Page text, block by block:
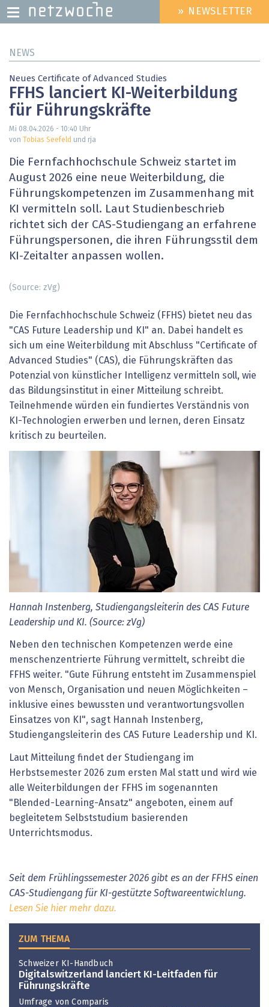
zum
HEADER
MENU
» NEWSLETTER
NEWS
Neues Certificate of Advanced Studies
FFHS lanciert KI-Weiterbildung
für Führungskräfte
Mi 08.04.2026 - 10:40 Uhr
von
Tobias Seefeld und rja
Die Fernfachhochschule Schweiz startet im
August 2026 eine neue Weiterbildung, die
Führungskompetenzen im Zusammenhang mit
KI vermitteln soll. Laut Studienbeschrieb
richtet sich der CAS-Studiengang an erfahrene
Führungspersonen, die ihren Führungsstil dem
KI-Zeitalter anpassen wollen.
(Source: zVg)
Die Fernfachhochschule Schweiz (FFHS) bietet neu das
"CAS Future Leadership und KI" an. Dabei handelt es
sich um eine Weiterbildung mit Abschluss "Certificate of
Advanced Studies" (CAS), die Führungskräften das
Potenzial von künstlicher Intelligenz vermitteln soll, wie
das Bildungsinstitut in einer Mitteilung schreibt.
Teilnehmende würden ein fundiertes Verständnis von
KI-Technologien erwerben und lernen, deren Einsatz
kritisch zu beurteilen.
Hannah Instenberg, Studiengangsleiterin des CAS Future
Leadership und KI. (Source: zVg)
Neben den technischen Kompetenzen werde eine
menschenzentrierte Führung vermittelt, schreibt die
FFHS weiter. "Gute Führung entsteht im Zusammenspiel
von Mensch, Organisation und neuen Möglichkeiten –
inklusive eines bewussten und verantwortungsvollen
Einsatzes von KI", sagt Hannah Instenberg,
Studiengangsleiterin des CAS Future Leadership und KI.
Laut Mitteilung findet der Studiengang im
Herbstsemester 2026 zum ersten Mal statt und wird wie
alle Weiterbildungen der FFHS im sogenannten
"Blended-Learning-Ansatz" angeboten, einem auf
begleitetem Selbststudium basierenden
Unterrichtsmodus.
Seit dem Frühlingssemester 2026 gibt es an der FFHS einen
CAS-Studiengang für KI-gestützte Softwareentwicklung.
Lesen Sie hier mehr dazu.
ZUM THEMA
Schweizer KI-Handbuch
Digitalswitzerland lanciert KI-Leitfaden für
Führungskräfte
Umfrage von Comparis